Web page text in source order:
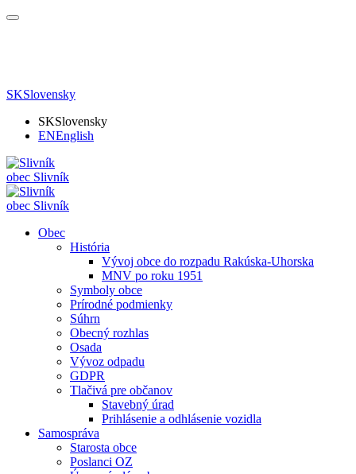
SKSlovensky
SKSlovensky
ENEnglish
obec Slivník
obec Slivník
Obec
História
Vývoj obce do rozpadu Rakúska-Uhorska
MNV po roku 1951
Symboly obce
Prírodné podmienky
Súhrn
Obecný rozhlas
Osada
Vývoz odpadu
GDPR
Tlačivá pre občanov
Stavebný úrad
Prihlásenie a odhlásenie vozidla
Samospráva
Starosta obce
Poslanci OZ